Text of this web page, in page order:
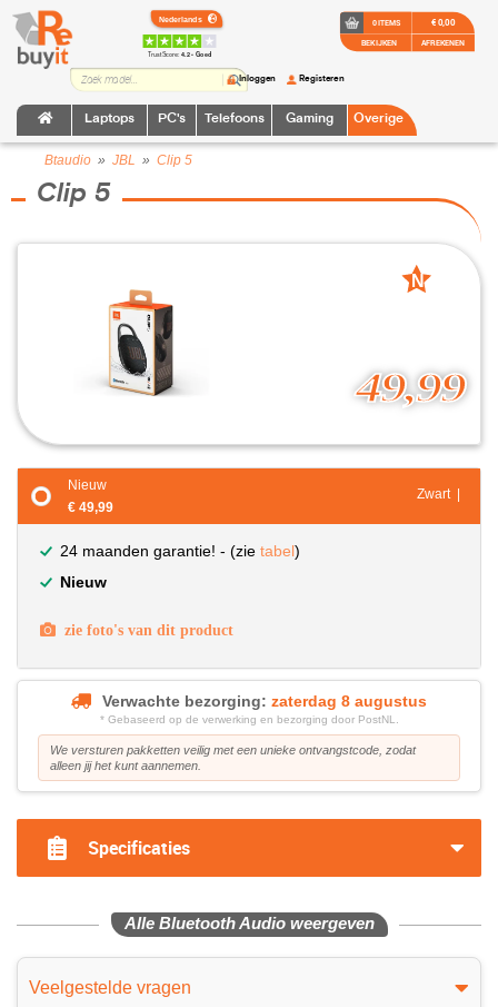
TrustScore:4.2 • Goed
Laptops PC's Telefoons Gaming Overige
Inloggen Registeren
0 ITEMS
BEKIJKEN
€ 0,00
AFREKENEN
Btaudio » JBL » Clip 5
Clip 5
49,99
N
Nieuw
€ 49,99
Zwart |
24 maanden garantie! - (zie tabel)
Nieuw
zie foto's van dit product
Verwachte bezorging: zaterdag 8 augustus
* Gebaseerd op de verwerking en bezorging door PostNL.
We versturen pakketten veilig met een unieke ontvangstcode, zodat
alleen jij het kunt aannemen.
Specificaties
Alle Bluetooth Audio weergeven
Veelgestelde vragen